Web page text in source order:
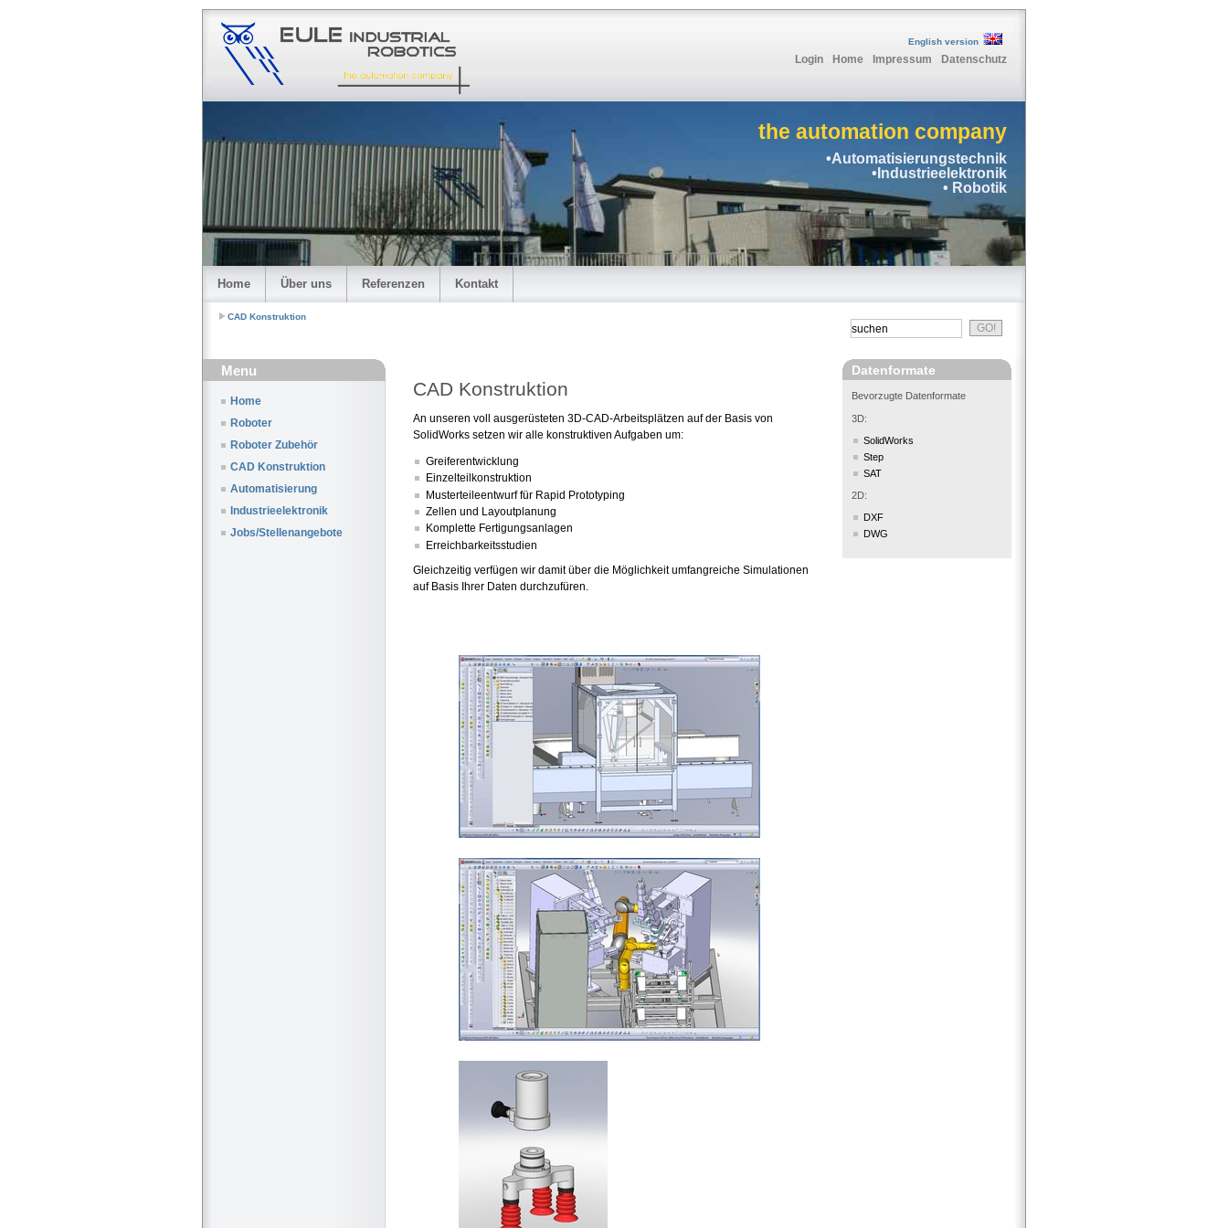
English version
Login Home Impressum Datenschutz
the automation company
•Automatisierungstechnik
•Industrieelektronik
• Robotik
Home Über uns Referenzen Kontakt
CAD Konstruktion
Menu
Home
Roboter
Roboter Zubehör
CAD Konstruktion
Automatisierung
Industrieelektronik
Jobs/Stellenangebote
CAD Konstruktion
An unseren voll ausgerüsteten 3D-CAD-Arbeitsplätzen auf der Basis von
SolidWorks setzen wir alle konstruktiven Aufgaben um:
Greiferentwicklung
Einzelteilkonstruktion
Musterteileentwurf für Rapid Prototyping
Zellen und Layoutplanung
Komplette Fertigungsanlagen
Erreichbarkeitsstudien
Gleichzeitig verfügen wir damit über die Möglichkeit umfangreiche Simulationen
auf Basis Ihrer Daten durchzufüren.
Datenformate
Bevorzugte Datenformate
3D:
SolidWorks
Step
SAT
2D:
DXF
DWG